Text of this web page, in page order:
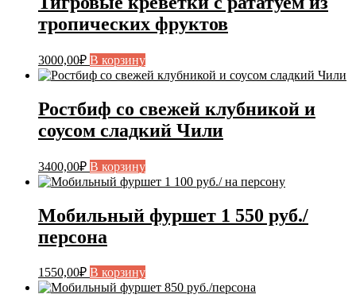
тропических фруктов
3000,00₽ В корзину
Ростбиф со свежей клубникой и
соусом сладкий Чили
3400,00₽ В корзину
Мобильный фуршет 1 550 руб./
персона
1550,00₽ В корзину